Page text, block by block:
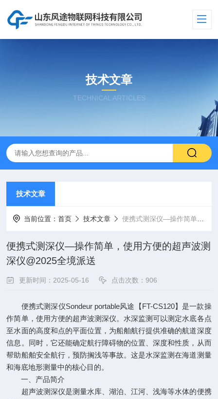
技术文章
TECHNICAL ARTICLES
技术文章
当前位置：首页 技术文章 便携式测深仪—操作简单，使用方便的超声波测深仪@2025全境派送
便携式测深仪—操作简单，使用方便的超声波测
深仪@2025全境派送
更新时间：2025-05-16 点击次数：906
便携式测深仪Sondeur portable风途【FT-CS120】是一款操
作简单，使用方便的超声波测深仪。水深监测可以测定水底各点
至水面的高度和点的平面位置，为船舶航行提供准确的航道深度
信息。同时，它还能确定航行障碍物的位置、深度和性质，从而
帮助船舶安全航行，预防搁浅等事故。这是水深监测在海道测量
和海底地形测量中的核心目的。
一、产品简介
超声波测深仪是测量水库、湖泊、江河、浅海等水体的便携